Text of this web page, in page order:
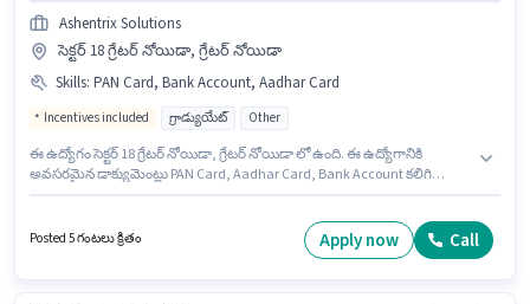
Ashentrix Solutions
సెక్టర్ 18 గ్రేటర్ నోయిడా, గ్రేటర్ నోయిడా
Skills: PAN Card, Bank Account, Aadhar Card
Incentives included గ్రాడ్యుయేట్ Other
ఈ ఉద్యోగం సెక్టర్ 18 గ్రేటర్ నోయిడా, గ్రేటర్ నోయిడా లో ఉంది. ఈ ఉద్యోగానికి
అవసరమైన డాక్యుమెంట్లు PAN Card, Aadhar Card, Bank Account కలిగి
జరుగుతోంది. అదనపు Insurance, PF, Medical Benefits లు ఉద్యోగ స్థాయి
మరియు కంపెనీ పాలసీలపై ఆధారపడి ఇప్పించబడతాయి. ఈ ఉద్యోగం 1 - 3 ఏళ్లు
Posted 5 గంటలు క్రితం Apply now Call